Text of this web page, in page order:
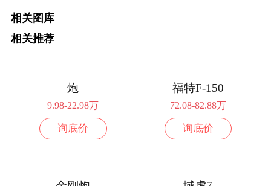
相关图库
相关推荐
炮
9.98-22.98万
询底价
福特F-150
72.08-82.88万
询底价